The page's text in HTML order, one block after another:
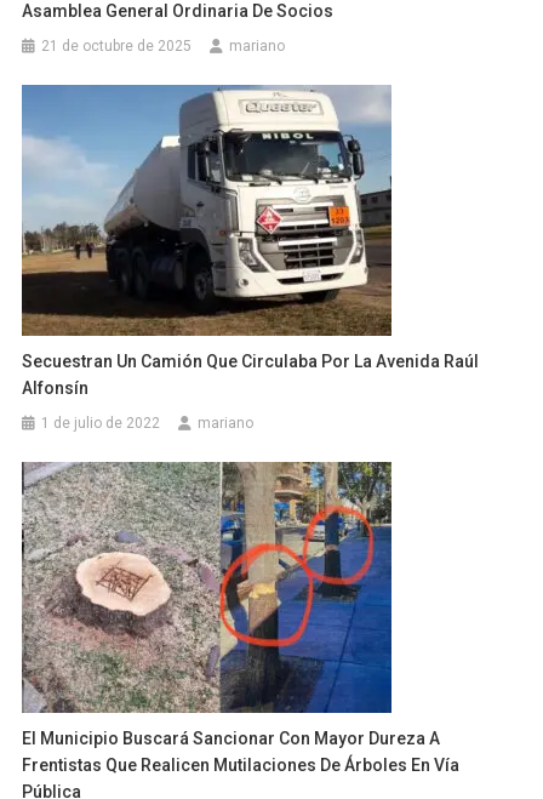
Asamblea General Ordinaria De Socios
21 de octubre de 2025 mariano
Secuestran Un Camión Que Circulaba Por La Avenida Raúl
Alfonsín
1 de julio de 2022 mariano
El Municipio Buscará Sancionar Con Mayor Dureza A
Frentistas Que Realicen Mutilaciones De Árboles En Vía
Pública